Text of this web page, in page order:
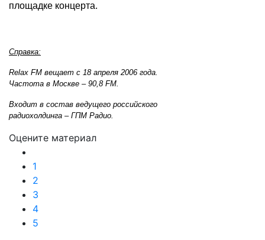
площадке концерта.
Справка:
Relax FM вещает с 18 апреля 2006 года.
Частота в Москве – 90,8 FM.
Входит в состав ведущего российского
радиохолдинга – ГПМ Радио.
Оцените материал
1
2
3
4
5